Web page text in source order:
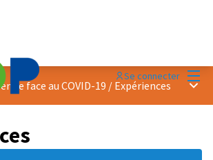
Se connecter
face au COVID-19 / Expériences